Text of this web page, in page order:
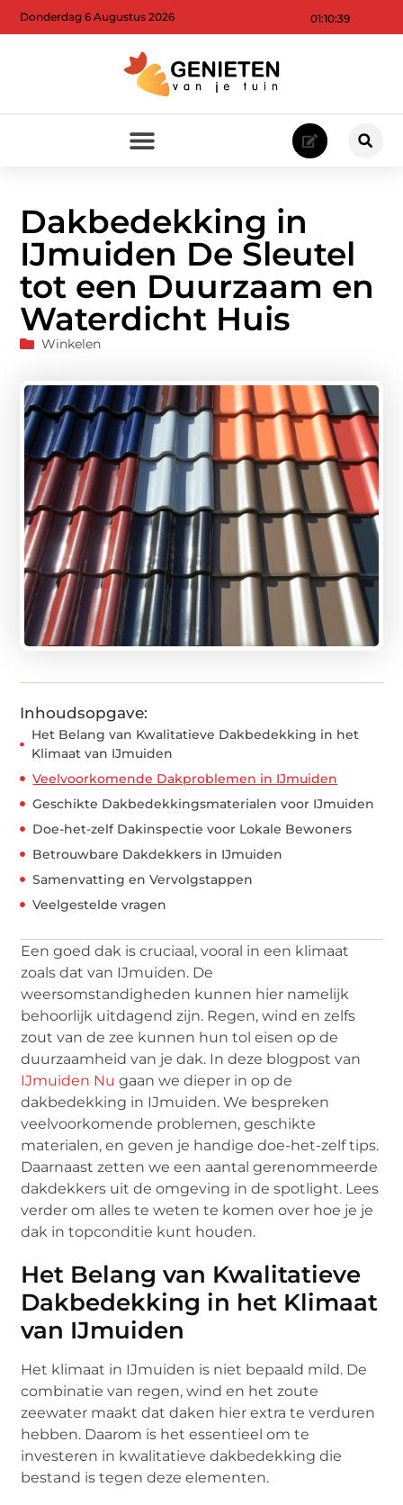
01:10:41
Donderdag 6 Augustus 2026
Dakbedekking in
IJmuiden De Sleutel
tot een Duurzaam en
Waterdicht Huis
Winkelen
Inhoudsopgave:
Het Belang van Kwalitatieve Dakbedekking in het
Klimaat van IJmuiden
Veelvoorkomende Dakproblemen in IJmuiden
Geschikte Dakbedekkingsmaterialen voor IJmuiden
Doe-het-zelf Dakinspectie voor Lokale Bewoners
Betrouwbare Dakdekkers in IJmuiden
Samenvatting en Vervolgstappen
Veelgestelde vragen
Een goed dak is cruciaal, vooral in een klimaat
zoals dat van IJmuiden. De
weersomstandigheden kunnen hier namelijk
behoorlijk uitdagend zijn. Regen, wind en zelfs
zout van de zee kunnen hun tol eisen op de
duurzaamheid van je dak. In deze blogpost van
IJmuiden Nu gaan we dieper in op de
dakbedekking in IJmuiden. We bespreken
veelvoorkomende problemen, geschikte
materialen, en geven je handige doe-het-zelf tips.
Daarnaast zetten we een aantal gerenommeerde
dakdekkers uit de omgeving in de spotlight. Lees
verder om alles te weten te komen over hoe je je
dak in topconditie kunt houden.
Het Belang van Kwalitatieve
Dakbedekking in het Klimaat
van IJmuiden
Het klimaat in IJmuiden is niet bepaald mild. De
combinatie van regen, wind en het zoute
zeewater maakt dat daken hier extra te verduren
hebben. Daarom is het essentieel om te
investeren in kwalitatieve dakbedekking die
bestand is tegen deze elementen.